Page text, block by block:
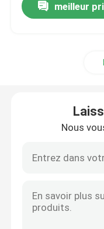
Aperçu
meilleur
Nous